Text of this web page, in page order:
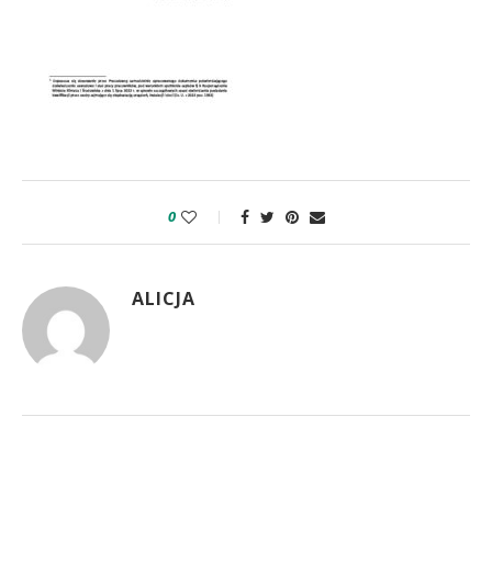
0
ALICJA